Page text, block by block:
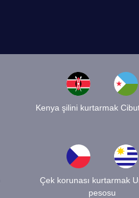
Kenya şilini kurtarmak
Çek korunası kurtarmak
pesosu